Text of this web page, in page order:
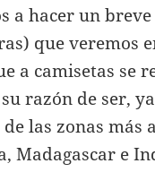
a hacer un
que veremos
a camisetas se
razón de ser,
las zonas más
Madagascar e